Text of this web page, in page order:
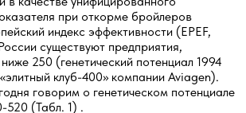
при откорме бройлеров
индекс эффективности (EPEF,
существуют предприятия,
250 (генетический потенциал 1994
клуб-400» компании Aviagen).
говорим о генетическом потенциале
520 (Табл. 1) .